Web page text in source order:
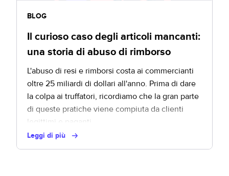
BLOG
Il curioso caso degli articoli mancanti:
una storia di abuso di rimborso
L'abuso di resi e rimborsi costa ai commercianti
oltre 25 miliardi di dollari all'anno. Prima di dare
la colpa ai truffatori, ricordiamo che la gran parte
di queste pratiche viene compiuta da clienti
legittimi e paganti.
Leggi di più